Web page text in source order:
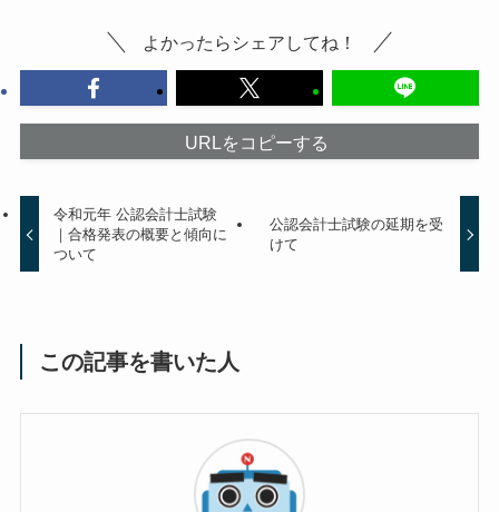
よかったらシェアしてね！
URLをコピーする
令和元年 公認会計士試験
｜合格発表の概要と傾向に
ついて
公認会計士試験の延期を受
けて
この記事を書いた人